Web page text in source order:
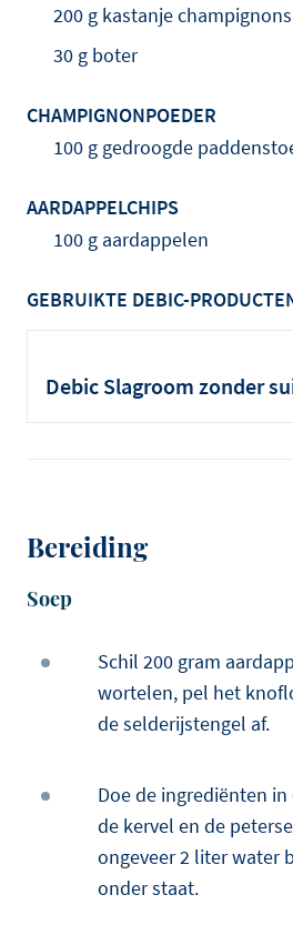
200 g kastanje champignons
30 g boter
CHAMPIGNONPOEDER
100 g gedroogde
AARDAPPELCHIPS
100 g aardappelen
GEBRUIKTE DEBIC-
Debic Slagroom zonder
Bereiding
Soep
Schil 200 gram
wortelen, pel het
de selderijstengel af.
Doe de ingrediënten
de kervel en de
ongeveer 2 liter water
onder staat.